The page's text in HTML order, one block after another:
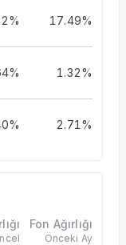
17.49%
1.32%
2.71%
Fon Ağırlığı
Önceki Ay